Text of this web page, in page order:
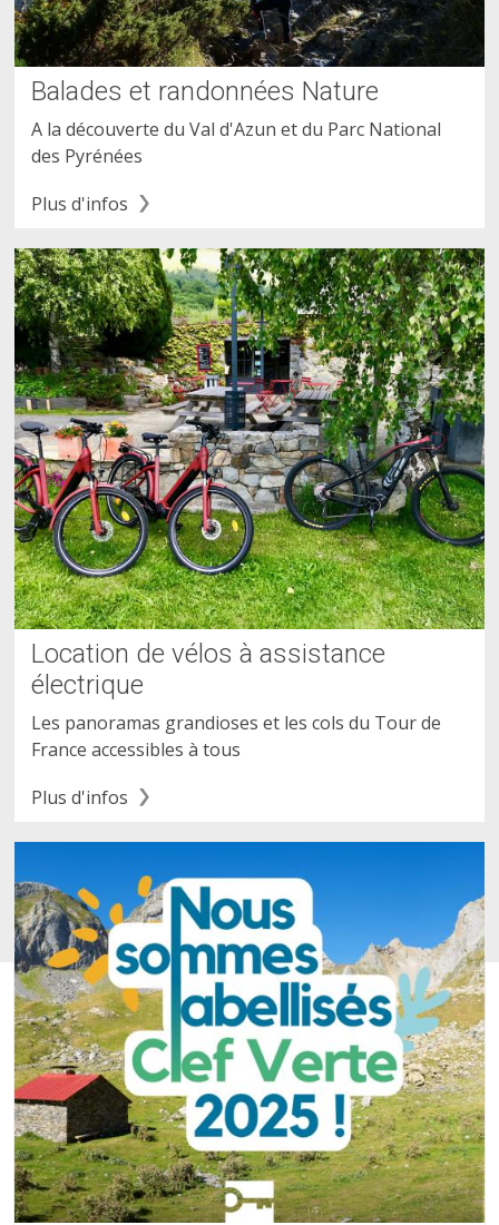
Balades et randonnées Nature
A la découverte du Val d'Azun et du Parc National
des Pyrénées
Plus d'infos
Location de vélos à assistance
électrique
Les panoramas grandioses et les cols du Tour de
France accessibles à tous
Plus d'infos